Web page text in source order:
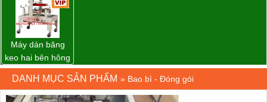
Đồng Nai
Máy dán băng
keo hai bên hông
thùng carton
WP-5050SA giá
rẻ Miền Nam
DANH MỤC SẢN PHẨM » Bao bì - Đóng gói